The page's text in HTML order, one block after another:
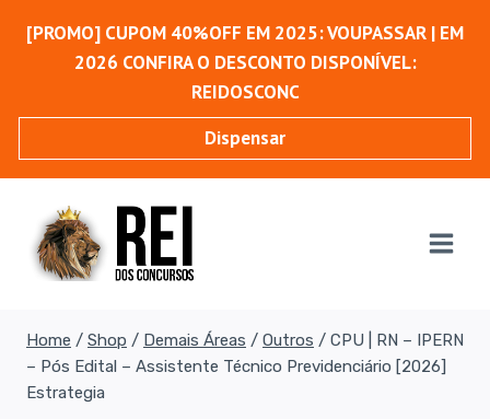
para[PROMO] CUPOM 40%OFF EM 2025: VOUPASSAR | EM
2026 CONFIRA O DESCONTO DISPONÍVEL:
REIDOSCONC
Dispensar
Home / Shop / Demais Áreas / Outros / CPU | RN – IPERN
– Pós Edital – Assistente Técnico Previdenciário [2026]
Estrategia